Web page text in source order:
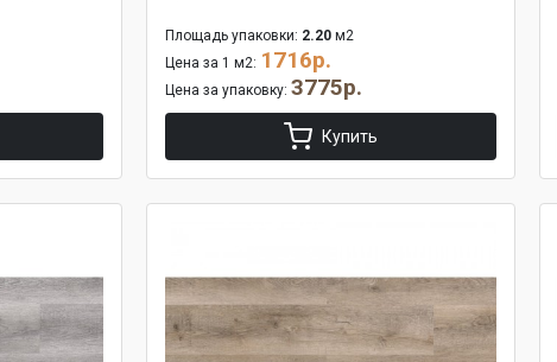
Площадь упаковки: 2.20 м2
Цена за 1 м2: 1716р.
Цена за упаковку: 3775р.
Купить